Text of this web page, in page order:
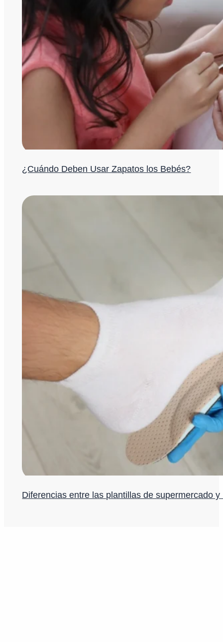
¿Cuándo Deben Usar Zapatos los Bebés?
Diferencias entre las plantillas de supermercado